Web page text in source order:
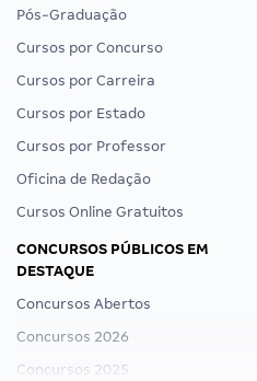
Pós-Graduação
Cursos por Concurso
Cursos por Carreira
Cursos por Estado
Cursos por Professor
Oficina de Redação
Cursos Online Gratuitos
CONCURSOS PÚBLICOS EM
DESTAQUE
Concursos Abertos
Concursos 2026
Concursos 2025